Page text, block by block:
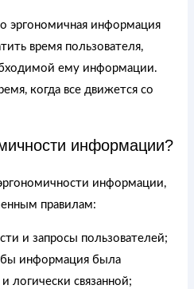
эргономичная информация
время пользователя,
ему информации.
когда все движется со
информации?
информации,
правилам:
и запросы пользователей;
информация была
логически связанной;